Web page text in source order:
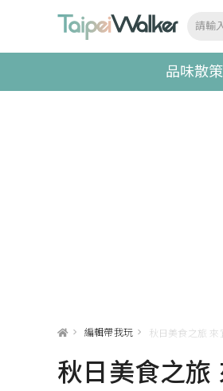
品味散策
> 編輯帶我玩 > 秋日美食之旅 來
秋日美食之旅